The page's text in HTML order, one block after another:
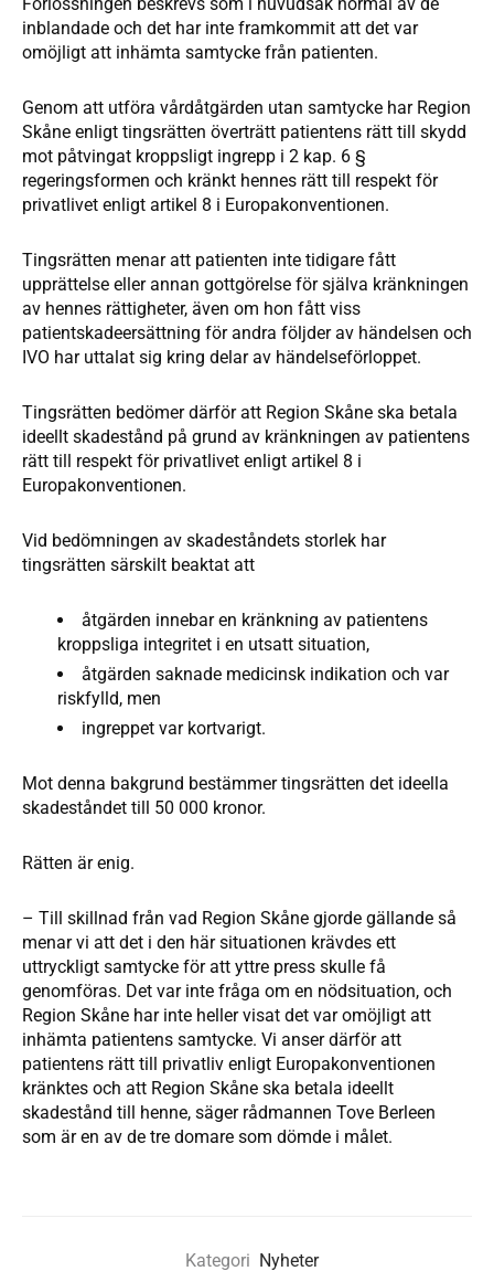
inblandade och det har inte framkommit att det var
omöjligt att inhämta samtycke från patienten.
Genom att utföra vårdåtgärden utan samtycke har Region
Skåne enligt tingsrätten överträtt patientens rätt till skydd
mot påtvingat kroppsligt ingrepp i 2 kap. 6 §
regeringsformen och kränkt hennes rätt till respekt för
privatlivet enligt artikel 8 i Europakonventionen.
Tingsrätten menar att patienten inte tidigare fått
upprättelse eller annan gottgörelse för själva kränkningen
av hennes rättigheter, även om hon fått viss
patientskadeersättning för andra följder av händelsen och
IVO har uttalat sig kring delar av händelseförloppet.
Tingsrätten bedömer därför att Region Skåne ska betala
ideellt skadestånd på grund av kränkningen av patientens
rätt till respekt för privatlivet enligt artikel 8 i
Europakonventionen.
Vid bedömningen av skadeståndets storlek har
tingsrätten särskilt beaktat att
åtgärden innebar en kränkning av patientens
kroppsliga integritet i en utsatt situation,
åtgärden saknade medicinsk indikation och var
riskfylld, men
ingreppet var kortvarigt.
Mot denna bakgrund bestämmer tingsrätten det ideella
skadeståndet till 50 000 kronor.
Rätten är enig.
– Till skillnad från vad Region Skåne gjorde gällande så
menar vi att det i den här situationen krävdes ett
uttryckligt samtycke för att yttre press skulle få
genomföras. Det var inte fråga om en nödsituation, och
Region Skåne har inte heller visat det var omöjligt att
inhämta patientens samtycke. Vi anser därför att
patientens rätt till privatliv enligt Europakonventionen
kränktes och att Region Skåne ska betala ideellt
skadestånd till henne, säger rådmannen Tove Berleen
som är en av de tre domare som dömde i målet.
Kategori Nyheter